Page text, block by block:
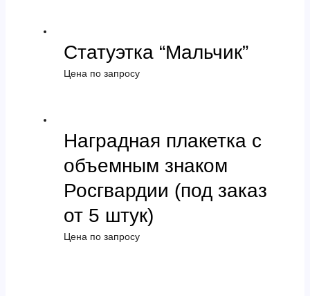
Статуэтка “Мальчик”
Цена по запросу
Наградная плакетка с
объемным знаком
Росгвардии (под заказ
от 5 штук)
Цена по запросу